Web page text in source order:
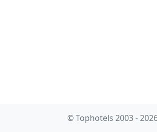
© Tophotels 2003 -